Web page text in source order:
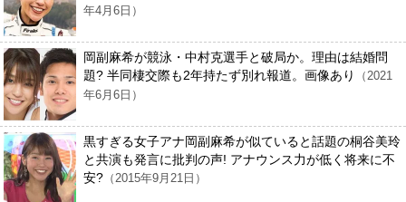
年4月6日）
岡副麻希が競泳・中村克選手と破局か。理由は結婚問
題? 半同棲交際も2年持たず別れ報道。画像あり
（2021
年6月6日）
黒すぎる女子アナ岡副麻希が似ていると話題の桐谷美玲
と共演も発言に批判の声! アナウンス力が低く将来に不
安? （2015年9月21日）